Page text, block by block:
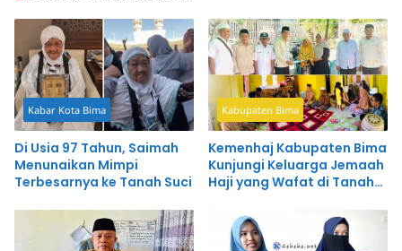
Kabar Kota Bima
Di Usia 97 Tahun, Saimah
Menunaikan Mimpi
Terbesarnya ke Tanah Suci
Kabupaten Bima
Kemenhaj Kabupaten Bima
Kunjungi Keluarga Jemaah
Haji yang Wafat di Tanah